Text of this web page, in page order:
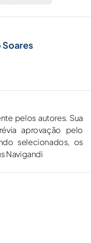
Soares
pelos autores. Sua
aprovação pelo
selecionados, os
Navigandi